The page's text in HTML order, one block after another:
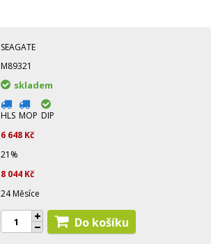
SEAGATE
M89321
skladem
HLS MOP DIP
6 648 Kč
21%
8 044 Kč
24 Měsíce
Do košíku